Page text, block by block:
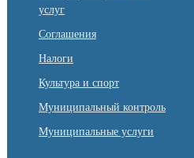
услуг
Соглашения
Налоги
Культура и спорт
Муниципальный контроль
Муниципальные услуги